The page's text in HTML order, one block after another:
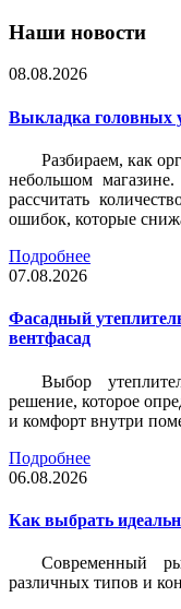
Наши новости
08.08.2026
Выкладка головных
Разбираем, как
небольшом
рассчитать
ошибок, которые
Подробнее
07.08.2026
Фасадный
вентфасад
Выбор
решение, которое
и комфорт внутри
Подробнее
06.08.2026
Как выбрать
Современный
различных типов и